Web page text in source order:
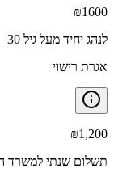
₪1600
לנהג יחיד מעל גיל 30
אגרת רישוי
₪1,200
תשלום שנתי למשרד